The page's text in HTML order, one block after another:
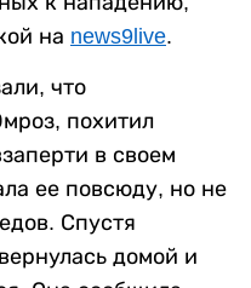
на news9live.
что
похитил
в своем
ее повсюду, но не
Спустя
домой и